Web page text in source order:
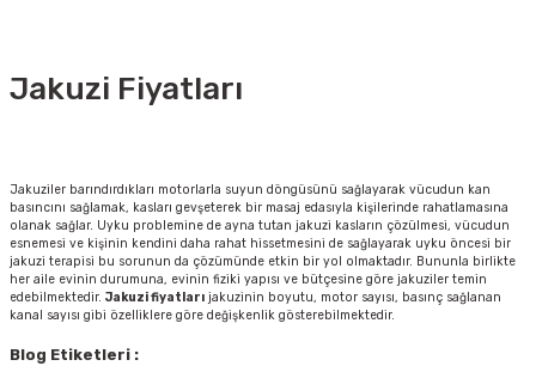
Jakuzi Fiyatları
Jakuziler barındırdıkları motorlarla suyun döngüsünü sağlayarak vücudun kan
basıncını sağlamak, kasları gevşeterek bir masaj edasıyla kişilerinde rahatlamasına
olanak sağlar. Uyku problemine de ayna tutan jakuzi kasların çözülmesi, vücudun
esnemesi ve kişinin kendini daha rahat hissetmesini de sağlayarak uyku öncesi bir
jakuzi terapisi bu sorunun da çözümünde etkin bir yol olmaktadır. Bununla birlikte
her aile evinin durumuna, evinin fiziki yapısı ve bütçesine göre jakuziler temin
edebilmektedir. Jakuzi fiyatları jakuzinin boyutu, motor sayısı, basınç sağlanan
kanal sayısı gibi özelliklere göre değişkenlik gösterebilmektedir.
Blog Etiketleri :